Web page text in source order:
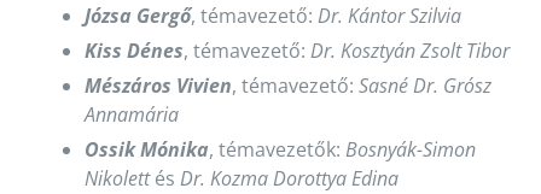
Józsa Gergő, témavezető: Dr. Kántor Szilvia
Kiss Dénes, témavezető: Dr. Kosztyán Zsolt Tibor
Mészáros Vivien, témavezető: Sasné Dr. Grósz
Annamária
Ossik Mónika, témavezetők: Bosnyák-Simon
Nikolettés Dr. Kozma Dorottya Edina